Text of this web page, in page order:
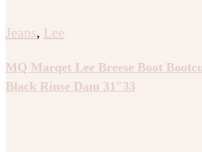
Jeans, Lee
MQ Marqet Lee Breese Boot
Black Rinse Dam 31″33